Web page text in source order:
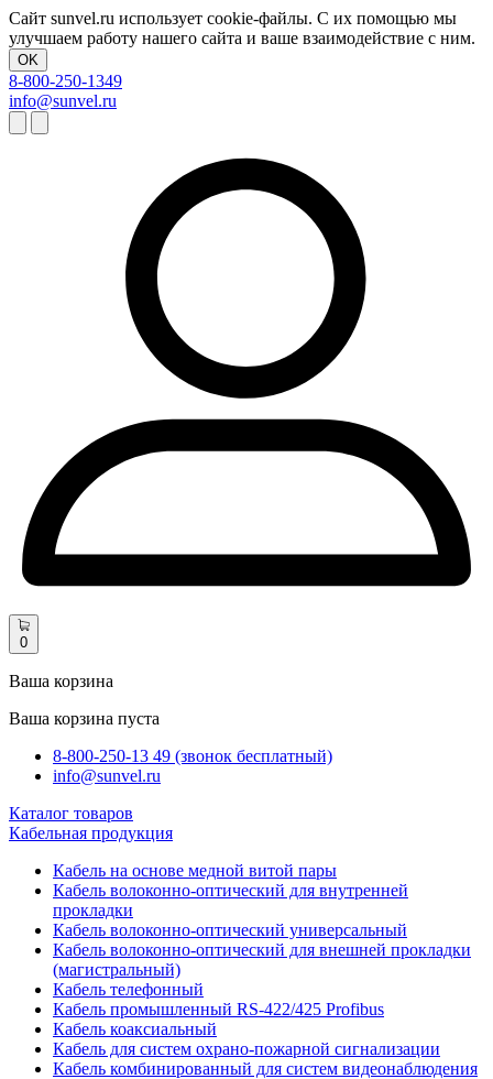
Сайт sunvel.ru использует cookie-файлы. С их помощью мы
улучшаем работу нашего сайта и ваше взаимодействие с ним.
OK
8-800-250-1349
info@sunvel.ru
0
Ваша корзина
Ваша корзина пуста
8-800-250-13 49 (звонок бесплатный)
info@sunvel.ru
Каталог товаров
Кабельная продукция
Кабель на основе медной витой пары
Кабель волоконно-оптический для внутренней
прокладки
Кабель волоконно-оптический универсальный
Кабель волоконно-оптический для внешней прокладки
(магистральный)
Кабель телефонный
Кабель промышленный RS-422/425 Profibus
Кабель коаксиальный
Кабель для систем охрано-пожарной сигнализации
Кабель комбинированный для систем видеонаблюдения